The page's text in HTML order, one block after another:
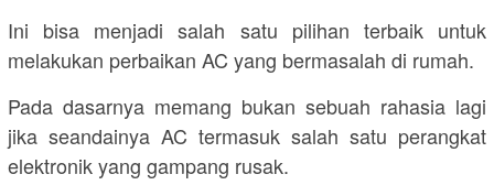
Ini bisa menjadi salah satu pilihan terbaik untuk
melakukan perbaikan AC yang bermasalah di rumah.
Pada dasarnya memang bukan sebuah rahasia lagi
jika seandainya AC termasuk salah satu perangkat
elektronik yang gampang rusak.